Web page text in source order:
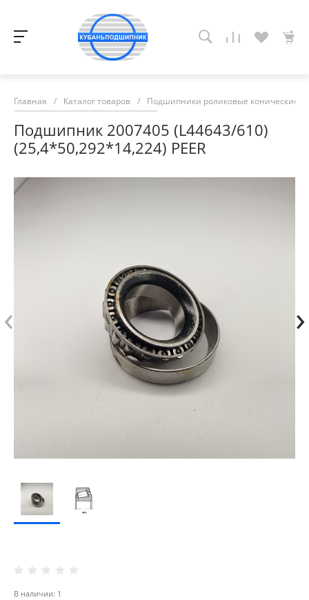
Главная / Каталог товаров / Подшипники роликовые конические
Подшипник 2007405 (L44643/610)
(25,4*50,292*14,224) PEER
‹ ›
В наличии: 1